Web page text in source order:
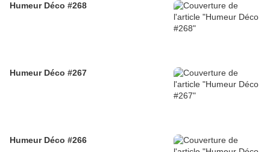
Humeur Déco #268
Humeur Déco #267
Humeur Déco #266